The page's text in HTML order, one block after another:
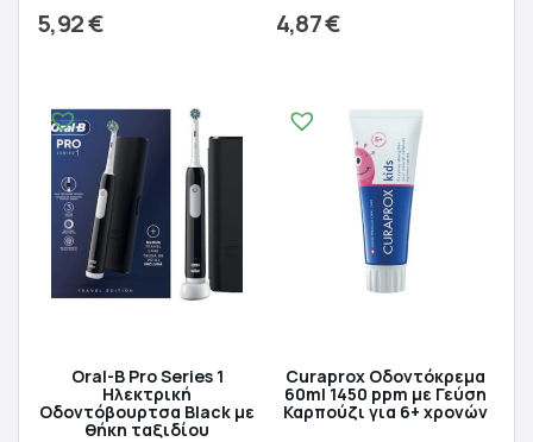
5,92€ 4,87€
Oral-B Pro Series 1
Ηλεκτρική
Οδοντόβουρτσα Black με
θήκη ταξιδίου
Curaprox Οδοντόκρεμα
60ml 1450 ppm με Γεύση
Καρπούζι για 6+ χρονών